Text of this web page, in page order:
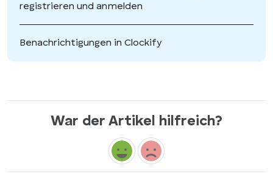
registrieren und anmelden
Benachrichtigungen in Clockify
War der Artikel hilfreich?